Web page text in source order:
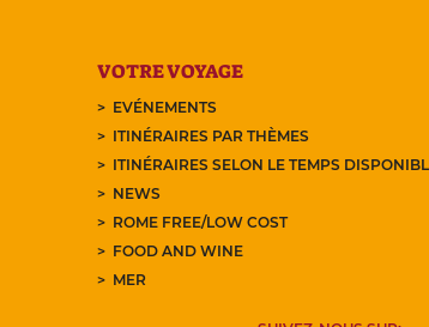
VOTRE VOYAGE
EVÉNEMENTS
ITINÉRAIRES PAR THÈMES
ITINÉRAIRES SELON LE TEMPS
NEWS
ROME FREE/LOW COST
FOOD AND WINE
MER